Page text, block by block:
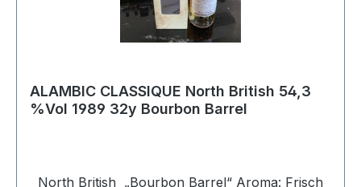
ALAMBIC CLASSIQUE North British 54,3
%Vol 1989 32y Bourbon Barrel
North British „Bourbon Barrel“ Aroma: Frisch